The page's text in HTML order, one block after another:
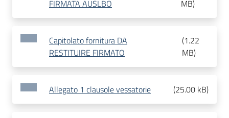
FIRMATA AUSLBO MB)
Capitolato fornitura DA
RESTITUIRE FIRMATO
(1.22
MB)
Allegato 1 clausole vessatorie (25.00 kB)